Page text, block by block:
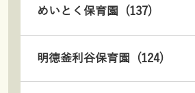
めいとく保育園 (137)
明徳釜利谷保育園 (124)